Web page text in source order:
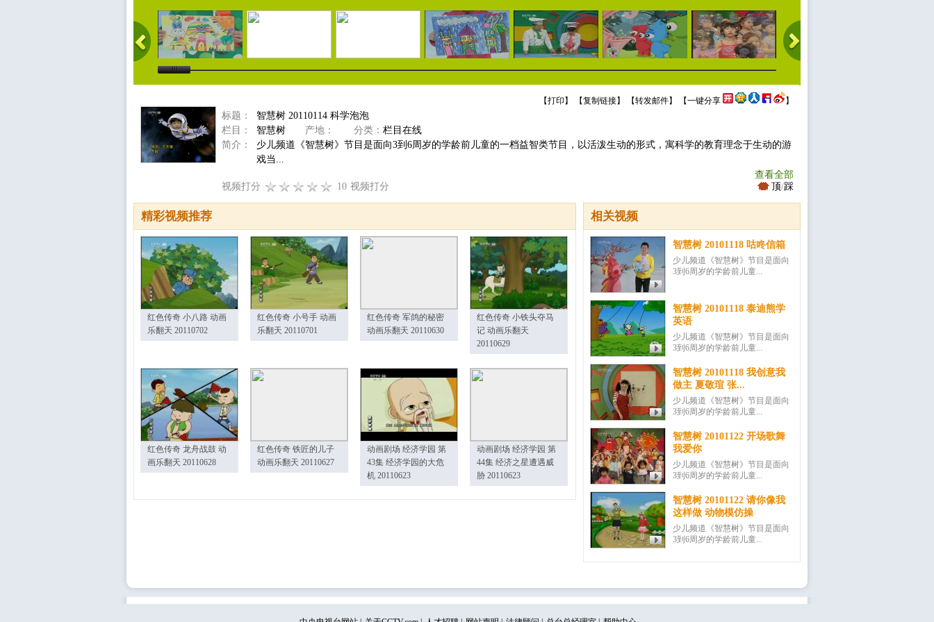
【打印 】 【复制链接】 【转发邮件】 【一键分享 】
标题：
智慧树 20110114 科学泡泡
栏目：
智慧树 产地： 分类： 栏目在线
简介：
少儿频道《智慧树》节目是面向3到6周岁的学龄前儿童的一档益智类节目，以活泼生动的形式，寓科学的教育理念于生动的游
戏当...
查看全部
视频打分
10 视频打分 顶/踩
相关视频
智慧树 20101118 咕咚信箱
少儿频道《智慧树》节目是面向
3到6周岁的学龄前儿童...
智慧树 20101118 泰迪熊学
英语
少儿频道《智慧树》节目是面向
3到6周岁的学龄前儿童...
智慧树 20101118 我创意我
做主 夏敬瑄 张...
少儿频道《智慧树》节目是面向
3到6周岁的学龄前儿童...
智慧树 20101122 开场歌舞
我爱你
少儿频道《智慧树》节目是面向
3到6周岁的学龄前儿童...
智慧树 20101122 请你像我
这样做 动物模仿操
少儿频道《智慧树》节目是面向
3到6周岁的学龄前儿童...
精彩视频推荐
红色传奇 小八路 动画
乐翻天 20110702
红色传奇 小号手 动画
乐翻天 20110701
红色传奇 军鸽的秘密
动画乐翻天 20110630
红色传奇 小铁头夺马
记 动画乐翻天
20110629
红色传奇 龙舟战鼓 动
画乐翻天 20110628
红色传奇 铁匠的儿子
动画乐翻天 20110627
动画剧场 经济学园 第
43集 经济学园的大危
机 20110623
动画剧场 经济学园 第
44集 经济之星遭遇威
胁 20110623